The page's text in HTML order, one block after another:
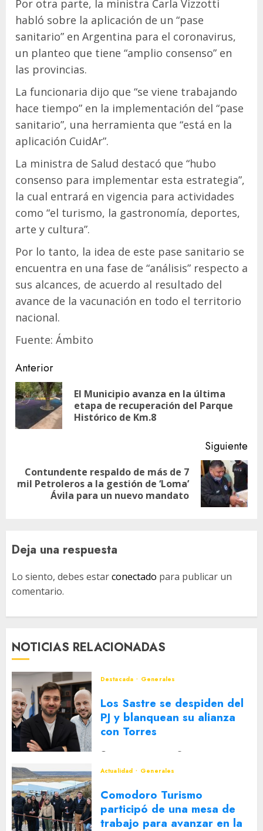
Por otra parte, la ministra Carla Vizzotti
habló sobre la aplicación de un “pase
sanitario” en Argentina para el coronavirus,
un planteo que tiene “amplio consenso” en
las provincias.
La funcionaria dijo que “se viene trabajando
hace tiempo” en la implementación del “pase
sanitario”, una herramienta que “está en la
aplicación CuidAr”.
La ministra de Salud destacó que “hubo
consenso para implementar esta estrategia”,
la cual entrará en vigencia para actividades
como “el turismo, la gastronomía, deportes,
arte y cultura”.
Por lo tanto, la idea de este pase sanitario se
encuentra en una fase de “análisis” respecto a
sus alcances, de acuerdo al resultado del
avance de la vacunación en todo el territorio
nacional.
Fuente: Ámbito
Navegación
de
entradas
Anterior
El Municipio avanza en la última
etapa de recuperación del Parque
Histórico de Km.8
Siguiente
Siguiente
entrada:
Contundente respaldo de más de 7
mil Petroleros a la gestión de ‘Loma’
Ávila para un nuevo mandato
Deja una respuesta
Lo siento, debes estarconectado para publicar un
comentario.
NOTICIAS RELACIONADAS
Destacada Generales
Los Sastre se despiden del
PJ y blanquean su alianza
con Torres
Actualidad
Generales
Comodoro Turismo
participó de una mesa de
trabajo para avanzar en la